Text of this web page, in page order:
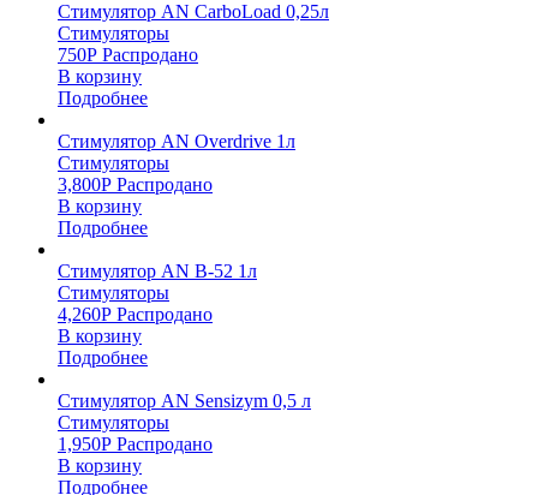
Стимулятор AN CarboLoad 0,25л
Стимуляторы
750Р Распродано
В корзину
Подробнее
Стимулятор AN Overdrive 1л
Стимуляторы
3,800Р Распродано
В корзину
Подробнее
Стимулятор AN B-52 1л
Стимуляторы
4,260Р Распродано
В корзину
Подробнее
Стимулятор AN Sensizym 0,5 л
Стимуляторы
1,950Р Распродано
В корзину
Подробнее